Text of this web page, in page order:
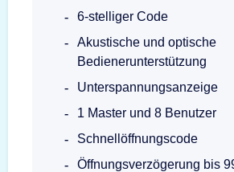
6-stelliger Code
Akustische und optische
Bedienerunterstützung
Unterspannungsanzeige
1 Master und 8 Benutzer
Schnellöffnungscode
Öffnungsverzögerung bis